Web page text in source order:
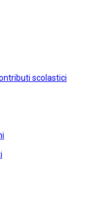
scolastici